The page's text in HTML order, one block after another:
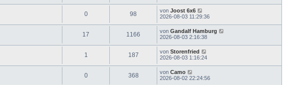
0 98 von Joost 6x6
2026-08-03 11:29:36
17 1166 von Gandalf Hamburg
2026-08-03 2:16:38
1 187 von Storenfried
2026-08-03 1:16:24
0 368 von Camo
2026-08-02 22:24:56